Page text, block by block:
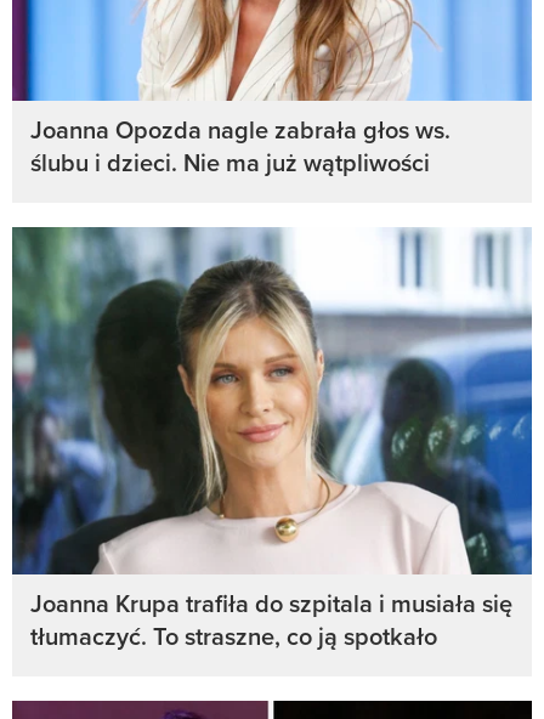
Joanna Opozda nagle zabrała głos ws.
ślubu i dzieci. Nie ma już wątpliwości
Joanna Krupa trafiła do szpitala i musiała się
tłumaczyć. To straszne, co ją spotkało